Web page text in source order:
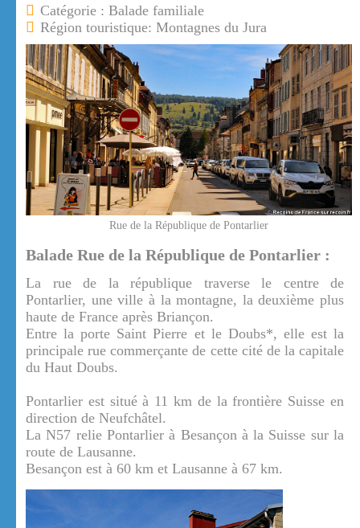
Catégorie : Balade familiale
Région touristique: Montagnes du Jura
Rue de la République de Pontarlier
Balade Rue de la République de Pontarlier :
La rue de la république traverse le centre de
Pontarlier, une ville à la montagne, la deuxième plus
haute de France après Briançon.
Entre la porte Saint Pierre et le Doubs*, elle est la
principale rue commerçante de cette cité de la capitale
du Haut Doubs.
Pontarlier est situé à 11 km de la frontière Suisse en
direction de Neufchâtel.
La N57 relie Pontarlier à Besançon à la Suisse sur la
route de Lausanne.
Besançon est à 60 km et Lausanne à 67 km.